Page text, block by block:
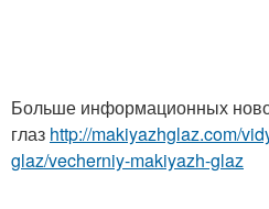
Больше информационных
глаз http://makiyazhglaz.com/
glaz/vecherniy-makiyazh-glaz